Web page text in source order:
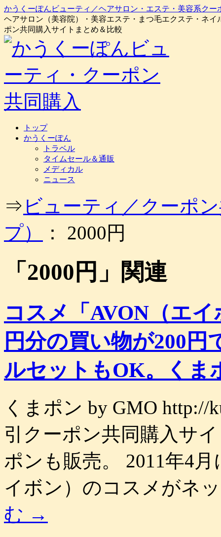
かうくーぽんビューティ／ヘアサロン・エステ・美容系ク
ヘアサロン（美容院）・美容エステ・まつ毛エクステ・ネ
ポン共同購入サイトまとめ＆比較
ッ
トップ
かうくーぽん
トラベル
タイムセール＆通販
メディカル
ニュース
⇒ ビューティ／クーポ
プ）
： 2000円
「 2000円 」関連
コスメ「AVON（エ
円分の買い物が200
ルセットもOK。くま
くまポン by GMO http://
引クーポン共同購入サ
ポンも販売。 2011年4
イボン）のコスメがネ
む →